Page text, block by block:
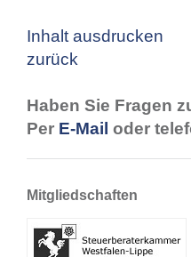
Inhalt ausdrucken
zurück
Haben Sie Fragen
Per E-Mail oder
Mitgliedschaften